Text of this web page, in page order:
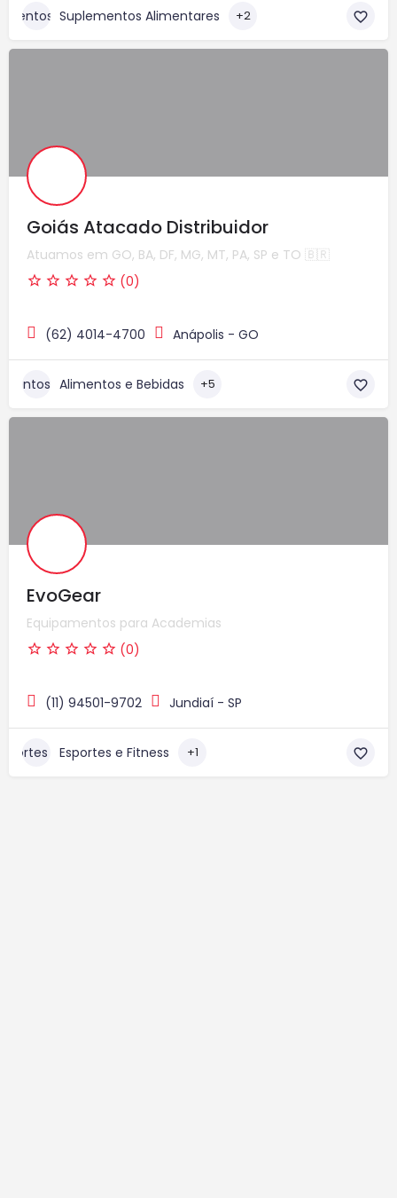
Suplementos Alimentares +2
Goiás Atacado Distribuidor
Atuamos em GO, BA, DF, MG, MT, PA, SP e TO 🇧🇷
(0)
(62) 4014-4700 Anápolis - GO
Alimentos e Bebidas +5
EvoGear
Equipamentos para Academias
(0)
(11) 94501-9702 Jundiaí - SP
Esportes e Fitness +1